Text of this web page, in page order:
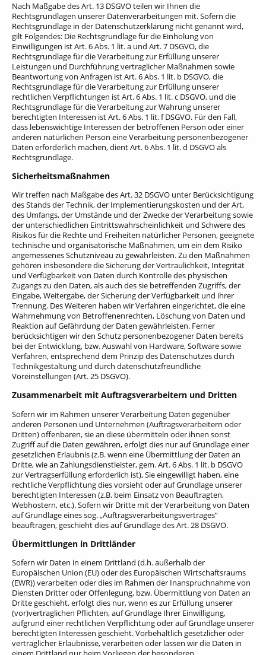
Nach Maßgabe des Art. 13 DSGVO teilen wir Ihnen die
Rechtsgrundlagen unserer Datenverarbeitungen mit. Sofern die
Rechtsgrundlage in der Datenschutzerklärung nicht genannt wird,
gilt Folgendes: Die Rechtsgrundlage für die Einholung von
Einwilligungen ist Art. 6 Abs. 1 lit. a und Art. 7 DSGVO, die
Rechtsgrundlage für die Verarbeitung zur Erfüllung unserer
Leistungen und Durchführung vertraglicher Maßnahmen sowie
Beantwortung von Anfragen ist Art. 6 Abs. 1 lit. b DSGVO, die
Rechtsgrundlage für die Verarbeitung zur Erfüllung unserer
rechtlichen Verpflichtungen ist Art. 6 Abs. 1 lit. c DSGVO, und die
Rechtsgrundlage für die Verarbeitung zur Wahrung unserer
berechtigten Interessen ist Art. 6 Abs. 1 lit. f DSGVO. Für den Fall,
dass lebenswichtige Interessen der betroffenen Person oder einer
anderen natürlichen Person eine Verarbeitung personenbezogener
Daten erforderlich machen, dient Art. 6 Abs. 1 lit. d DSGVO als
Rechtsgrundlage.
Sicherheitsmaßnahmen
Wir treffen nach Maßgabe des Art. 32 DSGVO unter Berücksichtigung
des Stands der Technik, der Implementierungskosten und der Art,
des Umfangs, der Umstände und der Zwecke der Verarbeitung sowie
der unterschiedlichen Eintrittswahrscheinlichkeit und Schwere des
Risikos für die Rechte und Freiheiten natürlicher Personen, geeignete
technische und organisatorische Maßnahmen, um ein dem Risiko
angemessenes Schutzniveau zu gewährleisten. Zu den Maßnahmen
gehören insbesondere die Sicherung der Vertraulichkeit, Integrität
und Verfügbarkeit von Daten durch Kontrolle des physischen
Zugangs zu den Daten, als auch des sie betreffenden Zugriffs, der
Eingabe, Weitergabe, der Sicherung der Verfügbarkeit und ihrer
Trennung. Des Weiteren haben wir Verfahren eingerichtet, die eine
Wahrnehmung von Betroffenenrechten, Löschung von Daten und
Reaktion auf Gefährdung der Daten gewährleisten. Ferner
berücksichtigen wir den Schutz personenbezogener Daten bereits
bei der Entwicklung, bzw. Auswahl von Hardware, Software sowie
Verfahren, entsprechend dem Prinzip des Datenschutzes durch
Technikgestaltung und durch datenschutzfreundliche
Voreinstellungen (Art. 25 DSGVO).
Zusammenarbeit mit Auftragsverarbeitern und Dritten
Sofern wir im Rahmen unserer Verarbeitung Daten gegenüber
anderen Personen und Unternehmen (Auftragsverarbeitern oder
Dritten) offenbaren, sie an diese übermitteln oder ihnen sonst
Zugriff auf die Daten gewähren, erfolgt dies nur auf Grundlage einer
gesetzlichen Erlaubnis (z.B. wenn eine Übermittlung der Daten an
Dritte, wie an Zahlungsdienstleister, gem. Art. 6 Abs. 1 lit. b DSGVO
zur Vertragserfüllung erforderlich ist), Sie eingewilligt haben, eine
rechtliche Verpflichtung dies vorsieht oder auf Grundlage unserer
berechtigten Interessen (z.B. beim Einsatz von Beauftragten,
Webhostern, etc.). Sofern wir Dritte mit der Verarbeitung von Daten
auf Grundlage eines sog. „Auftragsverarbeitungsvertrages“
beauftragen, geschieht dies auf Grundlage des Art. 28 DSGVO.
Übermittlungen in Drittländer
Sofern wir Daten in einem Drittland (d.h. außerhalb der
Europäischen Union (EU) oder des Europäischen Wirtschaftsraums
(EWR)) verarbeiten oder dies im Rahmen der Inanspruchnahme von
Diensten Dritter oder Offenlegung, bzw. Übermittlung von Daten an
Dritte geschieht, erfolgt dies nur, wenn es zur Erfüllung unserer
(vor)vertraglichen Pflichten, auf Grundlage Ihrer Einwilligung,
aufgrund einer rechtlichen Verpflichtung oder auf Grundlage unserer
berechtigten Interessen geschieht. Vorbehaltlich gesetzlicher oder
vertraglicher Erlaubnisse, verarbeiten oder lassen wir die Daten in